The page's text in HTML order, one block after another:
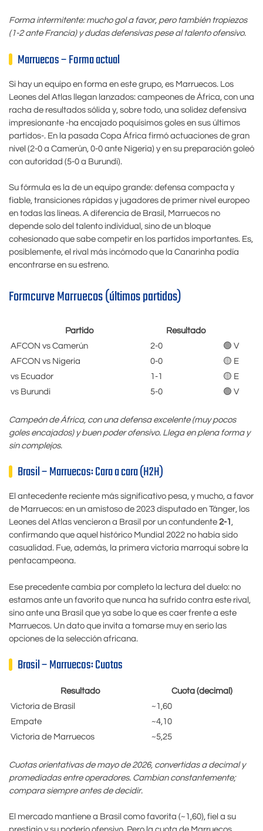
Forma intermitente: mucho gol a favor, pero también tropiezos
(1-2 ante Francia) y dudas defensivas pese al talento ofensivo.
Marruecos – Forma actual
Si hay un equipo en forma en este grupo, es Marruecos. Los
Leones del Atlas llegan lanzados: campeones de África, con una
racha de resultados sólida y, sobre todo, una solidez defensiva
impresionante -ha encajado poquísimos goles en sus últimos
partidos-. En la pasada Copa África firmó actuaciones de gran
nivel (2-0 a Camerún, 0-0 ante Nigeria) y en su preparación goleó
con autoridad (5-0 a Burundi).
Su fórmula es la de un equipo grande: defensa compacta y
fiable, transiciones rápidas y jugadores de primer nivel europeo
en todas las líneas. A diferencia de Brasil, Marruecos no
depende solo del talento individual, sino de un bloque
cohesionado que sabe competir en los partidos importantes. Es,
posiblemente, el rival más incómodo que la Canarinha podía
encontrarse en su estreno.
Formcurve Marruecos (últimos partidos)
Partido
Resultado
AFCON vs Camerún
2-0
🟢 V
AFCON vs Nigeria
0-0
🟡 E
vs Ecuador
1-1
🟡 E
vs Burundi
5-0 🟢 V
Campeón de África, con una defensa excelente (muy pocos
goles encajados) y buen poder ofensivo. Llega en plena forma y
sin complejos.
Brasil – Marruecos: Cara a cara (H2H)
El antecedente reciente más significativo pesa, y mucho, a favor
de Marruecos: en un amistoso de 2023 disputado en Tánger, los
Leones del Atlas vencieron a Brasil por un contundente 2-1 ,
confirmando que aquel histórico Mundial 2022 no había sido
casualidad. Fue, además, la primera victoria marroquí sobre la
pentacampeona.
Ese precedente cambia por completo la lectura del duelo: no
estamos ante un favorito que nunca ha sufrido contra este rival,
sino ante una Brasil que ya sabe lo que es caer frente a este
Marruecos. Un dato que invita a tomarse muy en serio las
opciones de la selección africana.
Brasil – Marruecos: Cuotas
Resultado
Cuota (decimal)
Victoria de Brasil
~1,60
Empate
~4,10
Victoria de Marruecos
~5,25
Cuotas orientativas de mayo de 2026, convertidas a decimal y
promediadas entre operadores. Cambian constantemente;
compara siempre antes de decidir.
El mercado mantiene a Brasil como favorita (~1,60), fiel a su